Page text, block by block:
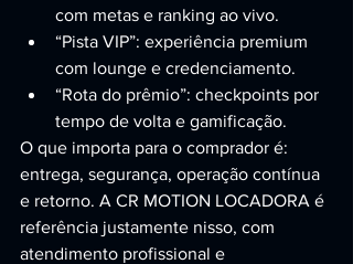
com metas e ranking ao vivo.
“Pista VIP”: experiência premium
com lounge e credenciamento.
“Rota do prêmio”: checkpoints por
tempo de volta e gamificação.
O que importa para o comprador é:
entrega, segurança, operação contínua
e retorno. A CR MOTION LOCADORA é
referência justamente nisso, com
atendimento profissional e